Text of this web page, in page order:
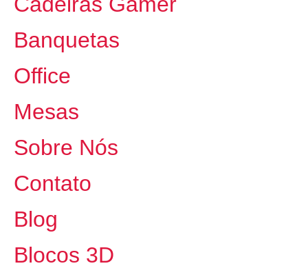
Banquetas
Office
Mesas
Sobre Nós
Contato
Blog
Blocos 3D